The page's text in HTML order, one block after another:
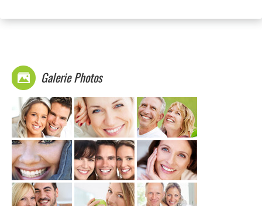
Galerie Photos